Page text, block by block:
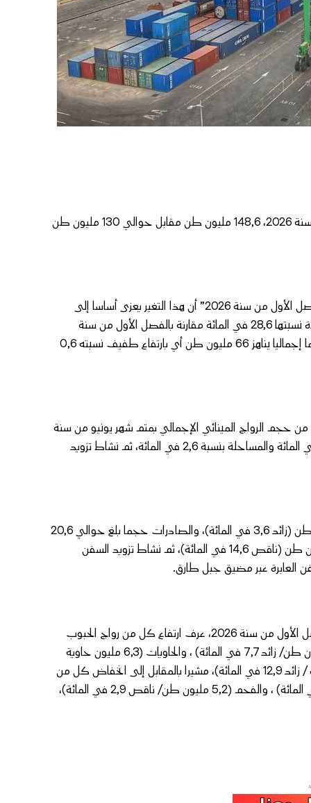
بلغ الرواج الإجمالي على صعيد الموانئ المغربية برسم الفصل الأول من سنة 2026، 148,6 مليون طن مقابل حوالي 130 مليون طن
وذكر بلاغ لوزارة التجهيز والماء حول “أنشطة الموانئ بالمغرب برسم الفصل الأول من سنة 2026” أن هذا التغير يعزى أساسا إلى
ارتفاع رواج نشاط المسافنة الذي سجل حجما قدره 82,6 مليون طن بزيادة نسبتها 28,6 في المائة مقارنة بالفصل الأول من سنة
2025، مشيرا إلى أن الرواج الوطني (دون احتساب المسافنة) سجل حجما إجماليا يناهز 66 مليون طن أي بارتفاع طفيف نسبته 0,6
المسافنة شكل نسبة هامة بلغت 55,6 في المائة من حجم الرواج المينائي الإجمالي بمتم شهر يونيو من سنة
2026، متبوعا بالواردات بنسبة 27,4 في المائة، والصادرات بنسبة 13,9 في المائة والمساحلة بنسبة 2,6 في المائة، ثم نشاط تزويد
وبحسب المصدر ذاته سجلت كل من الواردات حجما قدره 40,7 مليون طن (زائد 3,6 في المائة)، والصادرات حجما بلغ حوالي 20,6
مليون طن (ناقص 1,6 في المائة)، ورواج المساحلة حجما قدره 3,9 مليون طن (ناقص 14,6 في المائة)، ثم نشاط تزويد السفن
وفيما يخص أهم الأروجة الاستراتيجية للموانئ المغربية، أبرز البلاغ أن الفصل الأول من سنة 2026، عرف ارتفاع كل من رواج الحبوب
(5,8 مليون طن/ زائد 13,8 في المائة)، والمحروقات المستوردة (7,1 مليون طن/ زائد 7,7 في المائة) ، والحاويات (6,3 مليون حاوية
من فئة 20 قدم / زائد 1,7 في المائة) والعربات الجديدة (357.634 وحدة / زائد 12,9 في المائة)، مشيرا بالمقابل إلى انخفاض كل من
رواج الفوسفاط والمنتجات المرتبطة به (14,6 مليون طن/ ناقص 11,2 في المائة) ، والفحم (5,2 مليون طن/ ناقص 2,9 في المائة)،